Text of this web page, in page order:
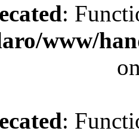
:
www/
: